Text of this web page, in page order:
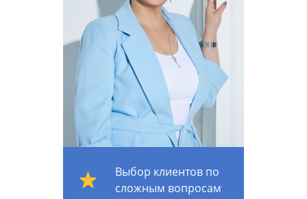
Выбор клиентов по
сложным вопросам